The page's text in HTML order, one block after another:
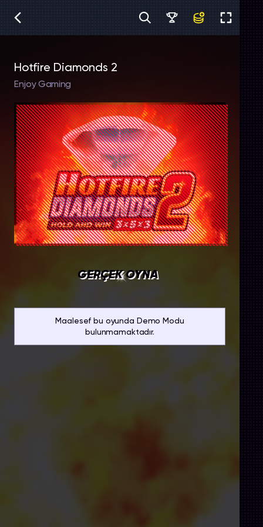
Hotfire Diamonds 2
Enjoy Gaming
GERÇEK OYNA
Maalesef bu oyunda Demo Modu
bulunmamaktadır.